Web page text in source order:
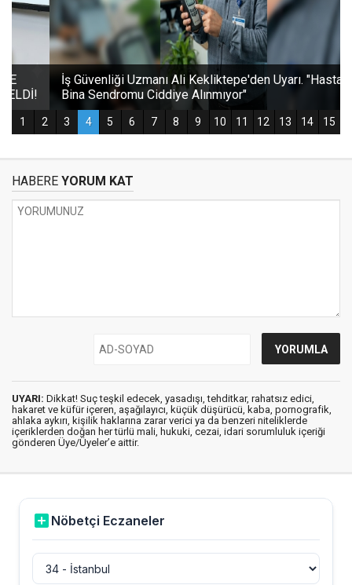
HABERE YORUM KAT
UYARI: Dikkat! Suç teşkil edecek, yasadışı, tehditkar, rahatsız edici,
hakaret ve küfür içeren, aşağılayıcı, küçük düşürücü, kaba, pornografik,
ahlaka aykırı, kişilik haklarına zarar verici ya da benzeri niteliklerde
içeriklerden doğan her türlü mali, hukuki, cezai, idari sorumluluk içeriği
gönderen Üye/Üyeler’e aittir.